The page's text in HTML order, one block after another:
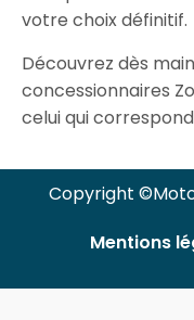
votre choix définitif.
Découvrez dès
concessionnaires
celui qui
Copyright
Mentions